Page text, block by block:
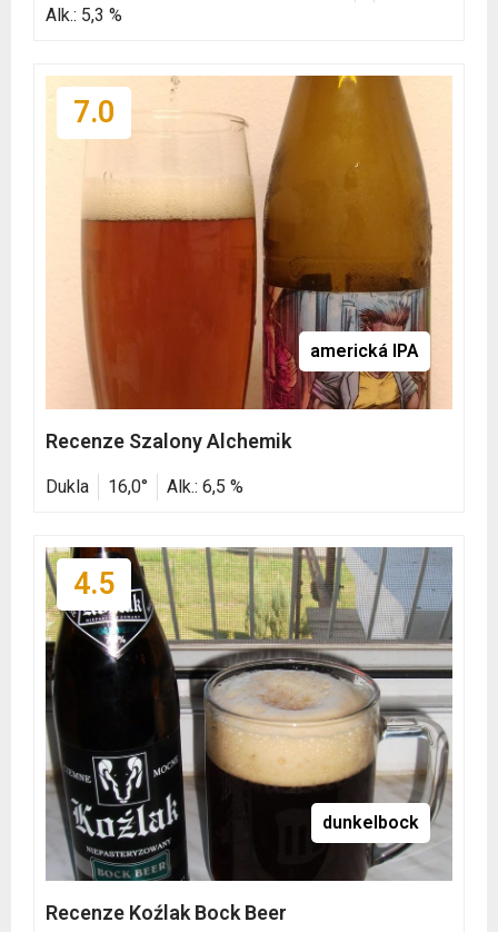
Alk.: 5,3 %
americká IPA
7.0
Recenze Szalony Alchemik
Dukla 16,0° Alk.: 6,5 %
dunkelbock
4.5
Recenze Koźlak Bock Beer